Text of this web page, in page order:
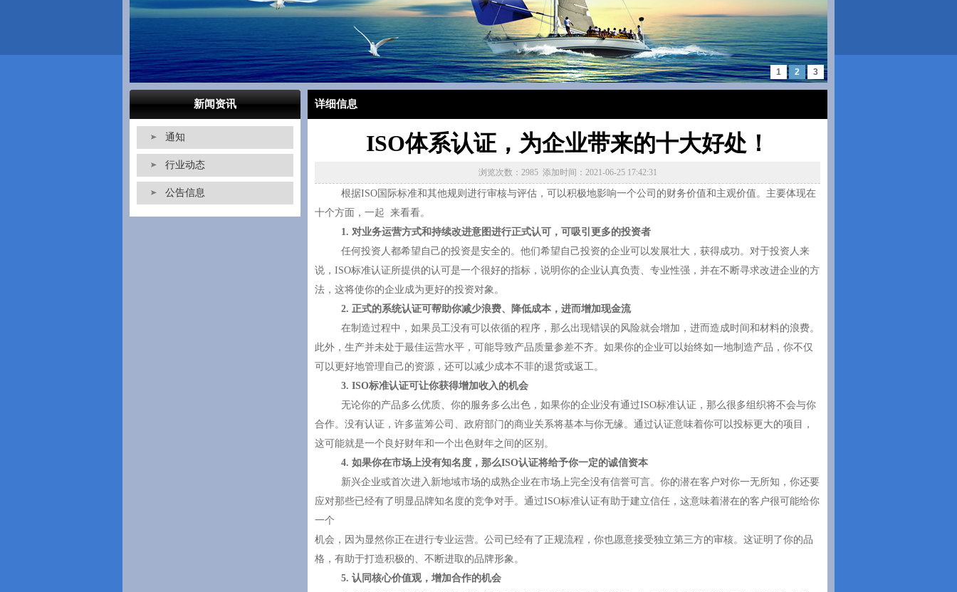
1 2 3
新闻资讯
通知
行业动态
公告信息
详细信息
ISO体系认证，为企业带来的十大好处！
浏览次数：2985 添加时间：2021-06-25 17:42:31
根据ISO国际标准和其他规则进行审核与评估，可以积极地影响一个公司的财务价值和主观价值。主要体现在
十个方面，一起 来看看。
1. 对业务运营方式和持续改进意图进行正式认可，可吸引更多的投资者
任何投资人都希望自己的投资是安全的。他们希望自己投资的企业可以发展壮大，获得成功。对于投资人来
说， ISO标准认证所提供的认可是一个很好的指标，说明你的企业认真负责、专业性强，并在不断寻求改进企业的方
法，这将使你的企业成为更好的投资对象。
2. 正式的系统认证可帮助你减少浪费、降低成本，进而增加现金流
在制造过程中，如果员工没有可以依循的程序，那么出现错误的风险就会增加，进而造成时间和材料的浪费。
此外，生产并未处于最佳运营水平，可能导致产品质量参差不齐。如果你的企业可以始终如一地制造产品，你不仅
可以更好地管理自己的资源，还可以减少成本不菲的退货或返工。
3. ISO标准认证可让你获得增加收入的机会
无论你的产品多么优质、你的服务多么出色，如果你的企业没有通过ISO标准认证，那么很多组织将不会与你
合作。没有认证，许多蓝筹公司、政府部门的商业关系将基本与你无缘。通过认证意味着你可以投标更大的项目，
这可能就是一个良好财年和一个出色财年之间的区别。
4. 如果你在市场上没有知名度，那么ISO认证将给予你一定的诚信资本
新兴企业或首次进入新地域市场的成熟企业在市场上完全没有信誉可言。你的潜在客户对你一无所知，你还要
应对那些已经有了明显品牌知名度的竞争对手。通过ISO标准认证有助于建立信任，这意味着潜在的客户很可能给你
一个
机会，因为显然你正在进行专业运营。公司已经有了正规流程，你也愿意接受独立第三方的审核。这证明了你的品
格，有助于打造积极的、不断进取的品牌形象。
5. 认同核心价值观，增加合作的机会